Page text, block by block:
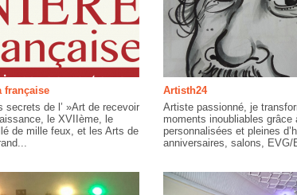
française
secrets de l’ »Art de recevoir
le XVIIème, le
de mille feux, et les Arts de
Artisth24
Artiste passionné, je
moments inoubliables
personnalisées et pleines
anniversaires, salons, EVG/